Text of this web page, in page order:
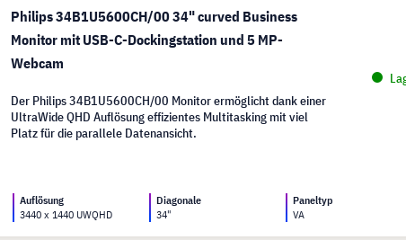
Philips 34B1U5600CH/00 34" curved Business
Monitor mit USB-C-Dockingstation und 5 MP-
Webcam
Der Philips 34B1U5600CH/00 Monitor ermöglicht dank einer
UltraWide QHD Auflösung effizientes Multitasking mit viel
Platz für die parallele Datenansicht.
Auflösung
3440 x 1440 UWQHD
Diagonale
34"
Paneltyp
VA